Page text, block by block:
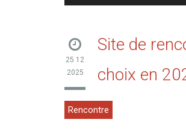
25 12
2025
Site de
choix en
Rencontre